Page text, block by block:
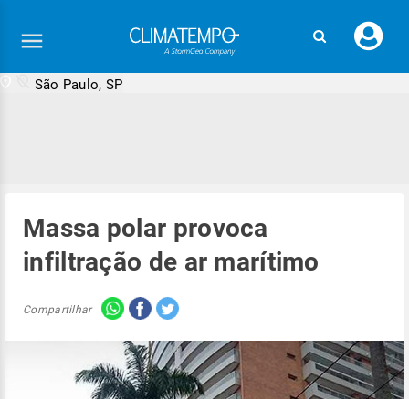
seu
São Paulo, SP
Massa polar provoca
infiltração de ar marítimo
Compartilhar